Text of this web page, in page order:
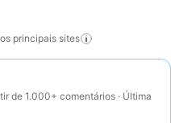
principais sites
de 1.000+ comentários · Última